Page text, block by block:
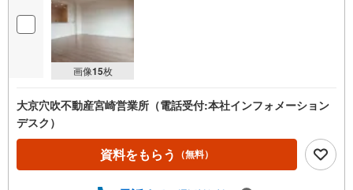
画像15枚
大京穴吹不動産宮崎営業所（電話受付:本社インフォメーション
デスク）
資料をもらう （無料）